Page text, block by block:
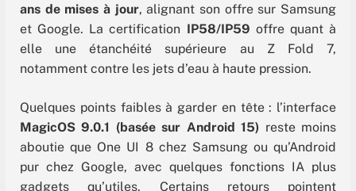
ans de mises à jour, alignant son offre sur Samsung
et Google. La certification IP58/IP59 offre quant à
elle une étanchéité supérieure au Z Fold 7,
notamment contre les jets d’eau à haute pression.
Quelques points faibles à garder en tête : l’interface
MagicOS 9.0.1 (basée sur Android 15) reste moins
aboutie que One UI 8 chez Samsung ou qu’Android
pur chez Google, avec quelques fonctions IA plus
gadgets qu’utiles. Certains retours pointent